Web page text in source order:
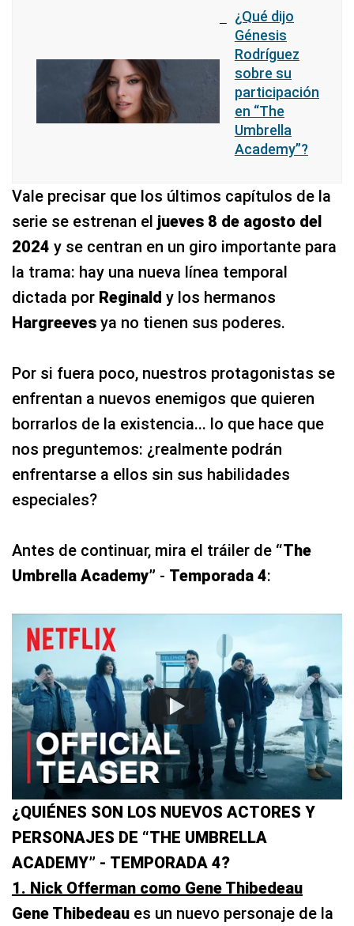
¿Qué dijo
Génesis
Rodríguez
sobre su
participación
en “The
Umbrella
Academy”?
Vale precisar que los últimos capítulos de la
serie se estrenan el jueves 8 de agosto del
2024 y se centran en un giro importante para
la trama: hay una nueva línea temporal
dictada por Reginald y los hermanos
Hargreeves ya no tienen sus poderes.
Por si fuera poco, nuestros protagonistas se
enfrentan a nuevos enemigos que quieren
borrarlos de la existencia... lo que hace que
nos preguntemos: ¿realmente podrán
enfrentarse a ellos sin sus habilidades
especiales?
Antes de continuar, mira el tráiler de “The
Umbrella Academy” - Temporada 4:
¿QUIÉNES SON LOS NUEVOS ACTORES Y
PERSONAJES DE “THE UMBRELLA
ACADEMY” - TEMPORADA 4?
1. Nick Offerman como Gene Thibedeau
Gene Thibedeau es un nuevo personaje de la